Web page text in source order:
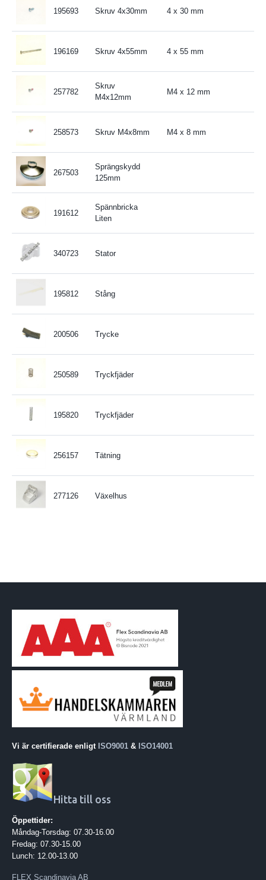
195693 Skruv 4x30mm 4 x 30 mm
196169 Skruv 4x55mm 4 x 55 mm
257782
Skruv
M4x12mm
M4 x 12 mm
258573 Skruv M4x8mm M4 x 8 mm
267503
Sprängskydd
125mm
191612
Spännbricka
Liten
340723 Stator
195812 Stång
200506 Trycke
250589 Tryckfjäder
195820 Tryckfjäder
256157 Tätning
277126 Växelhus
Vi är certifierade enligt ISO9001 & ISO14001
Hitta till oss
Öppettider:
Måndag-Torsdag: 07.30-16.00
Fredag: 07.30-15.00
Lunch: 12.00-13.00
FLEX Scandinavia AB